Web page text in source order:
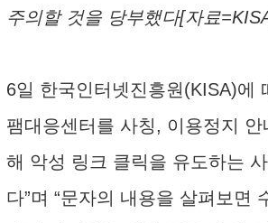
주의할 것을 당부했다[자료
6일 한국인터넷진흥원(KISA)에
팸대응센터를 사칭, 이용정지
해 악성 링크 클릭을 유도하는
다”며 “문자의 내용을 살펴보면